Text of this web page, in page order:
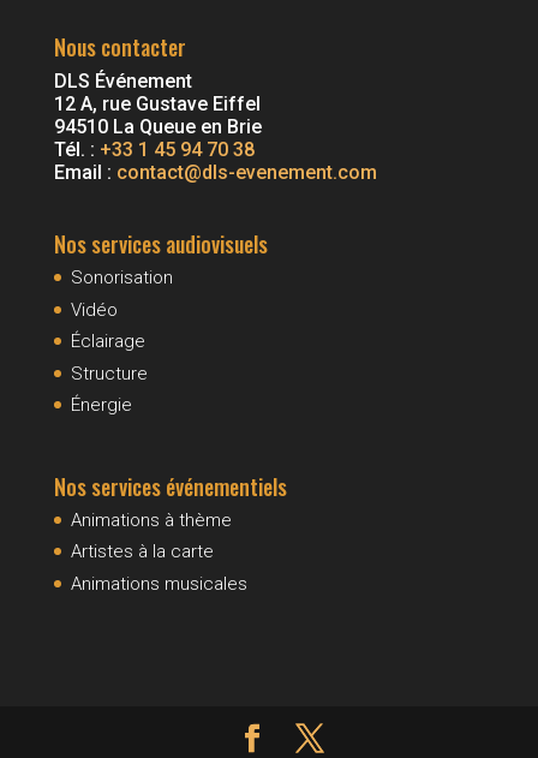
Nous contacter
DLS Événement
12 A, rue Gustave Eiffel
94510 La Queue en Brie
Tél. : +33 1 45 94 70 38
Email : contact@dls-evenement.com
Nos services audiovisuels
Sonorisation
Vidéo
Éclairage
Structure
Énergie
Nos services événementiels
Animations à thème
Artistes à la carte
Animations musicales